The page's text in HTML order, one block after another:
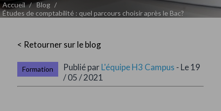
Accueil
Blog
Études de comptabilité : quel parcours choisir après le Bac?
< Retourner sur le blog
Formation Publié parL'équipe H3 Campus - Le 19
/ 05 / 2021